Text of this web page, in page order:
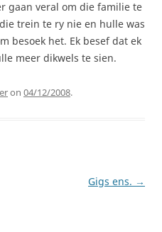
gaan veral om die familie te
trein te ry nie en hulle was
besoek het. Ek besef dat ek
meer dikwels te sien.
on 04/12/2008.
Gigs ens. →